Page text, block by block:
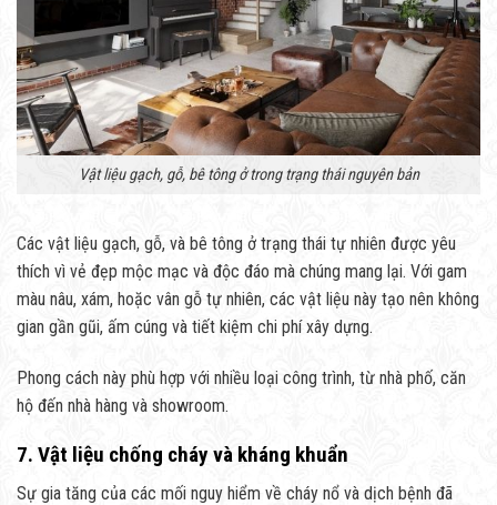
Vật liệu gạch, gỗ, bê tông ở trong trạng thái nguyên bản
Các vật liệu gạch, gỗ, và bê tông ở trạng thái tự nhiên được yêu
thích vì vẻ đẹp mộc mạc và độc đáo mà chúng mang lại. Với gam
màu nâu, xám, hoặc vân gỗ tự nhiên, các vật liệu này tạo nên không
gian gần gũi, ấm cúng và tiết kiệm chi phí xây dựng.
Phong cách này phù hợp với nhiều loại công trình, từ nhà phố, căn
hộ đến nhà hàng và showroom.
7. Vật liệu chống cháy và kháng khuẩn
Sự gia tăng của các mối nguy hiểm về cháy nổ và dịch bệnh đã